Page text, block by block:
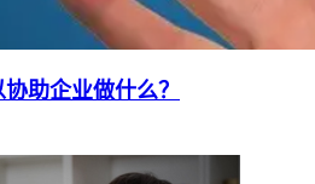
助企业做什么？